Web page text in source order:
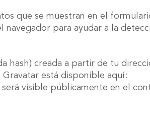
que se muestran en el
para ayudar a la
hash) creada a partir de tu
está disponible aquí:
visible públicamente en el